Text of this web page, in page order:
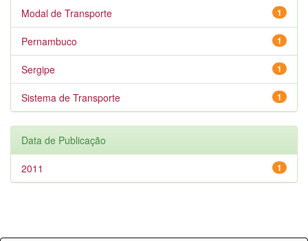
1
Modal de Transporte
1
Pernambuco
1
Sergipe
1
Sistema de Transporte
Data de Publicação
1
2011